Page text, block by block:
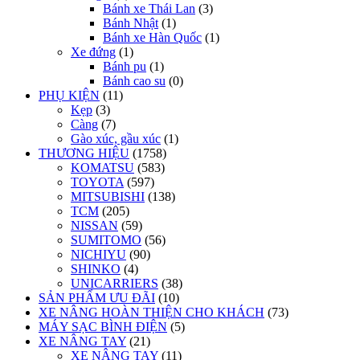
Bánh xe Thái Lan (3)
Bánh Nhật (1)
Bánh xe Hàn Quốc (1)
Xe đứng (1)
Bánh pu (1)
Bánh cao su (0)
PHỤ KIỆN (11)
Kẹp (3)
Càng (7)
Gào xúc, gầu xúc (1)
THƯƠNG HIỆU (1758)
KOMATSU (583)
TOYOTA (597)
MITSUBISHI (138)
TCM (205)
NISSAN (59)
SUMITOMO (56)
NICHIYU (90)
SHINKO (4)
UNICARRIERS (38)
SẢN PHẨM ƯU ĐÃI (10)
XE NÂNG HOÀN THIỆN CHO KHÁCH (73)
MÁY SẠC BÌNH ĐIỆN (5)
XE NÂNG TAY (21)
XE NÂNG TAY (11)